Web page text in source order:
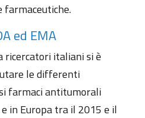
farmaceutiche.
ed EMA
ricercatori italiani si è
le differenti
farmaci antitumorali
in Europa tra il 2015 e il